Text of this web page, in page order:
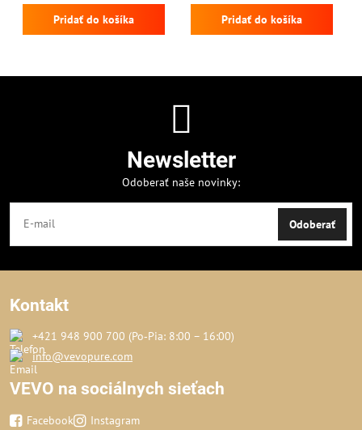
Pridať do košíka Pridať do košíka
Newsletter
Odoberať naše novinky:
Odoberať
Kontakt
+421 948 900 700 (Po‑Pia: 8:00 – 16:00)
info@vevopure.com
VEVO na sociálnych sieťach
Facebook Instagram